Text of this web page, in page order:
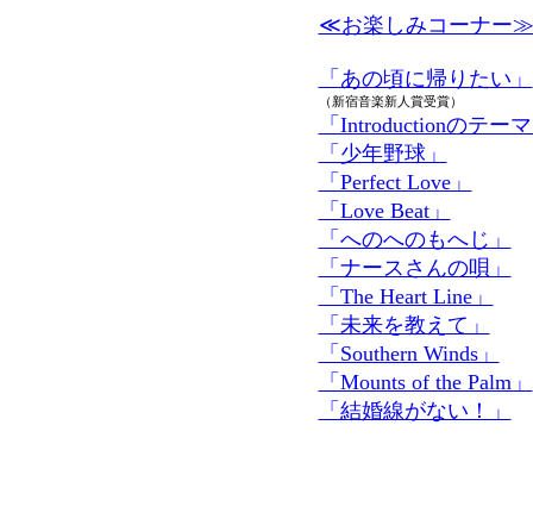
≪お楽しみコーナー
「あの頃に帰りたい」
（新宿音楽新人賞受賞）
「Introductionのテー
「少年野球」
「Perfect Love」
「Love Beat」
「へのへのもへじ」
「ナースさんの唄」
「The Heart Line」
「未来を教えて」
「Southern Winds」
「Mounts of the Palm」
「結婚線がない！」